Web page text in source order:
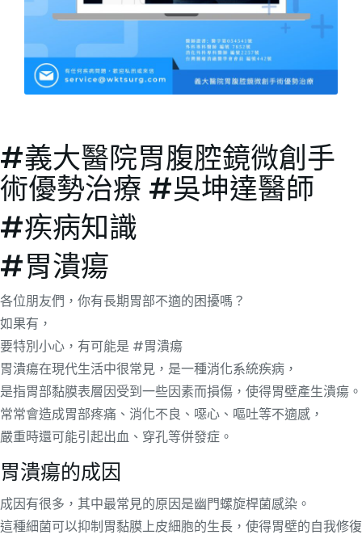
#義大醫院胃腹腔鏡微創手
術優勢治療 #吳坤達醫師
#疾病知識
#胃潰瘍
各位朋友們，你有長期胃部不適的困擾嗎？
如果有，
要特別小心，有可能是 #胃潰瘍
胃潰瘍在現代生活中很常見，是一種消化系統疾病，
是指胃部黏膜表層因受到一些因素而損傷，使得胃壁產生潰瘍。
常常會造成胃部疼痛、消化不良、噁心、嘔吐等不適感，
嚴重時還可能引起出血、穿孔等併發症。
胃潰瘍的成因
成因有很多，其中最常見的原因是幽門螺旋桿菌感染。
這種細菌可以抑制胃黏膜上皮細胞的生長，使得胃壁的自我修復